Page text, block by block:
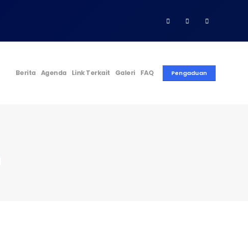
Berita Agenda Link Terkait Galeri FAQ Pengaduan